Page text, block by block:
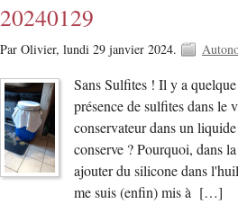
20240129
Par Olivier, lundi 29 janvier 2024.
Sans Sulfites ! Il y a
présence de sulfites dans le
conservateur dans un
conserve ? Pourquoi, dans
ajouter du silicone dans
me suis (enfin) mis à […]